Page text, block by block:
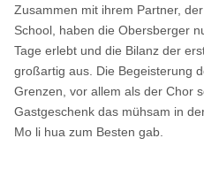
Zusammen mit ihrem Partner,
School, haben die Obersberger
Tage erlebt und die Bilanz der
großartig aus. Die Begeisterung
Grenzen, vor allem als der Chor
Gastgeschenk das mühsam in
Mo li hua zum Besten gab.